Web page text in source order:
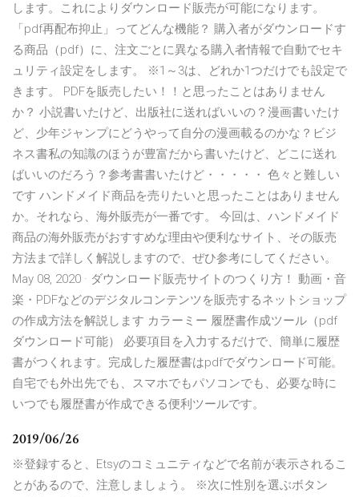
します。これによりダウンロード販売が可能になります。
「pdf再配布抑止」ってどんな機能？ 購入者がダウンロードす
る商品（pdf）に、注文ごとに異なる購入者情報で自動でセキ
ュリティ設定をします。 ※1～3は、どれか1つだけでも設定で
きます。 PDFを販売したい！！と思ったことはありません
か？ 小説書いたけど、出版社に送ればいいの？漫画書いたけ
ど、少年ジャンプにどうやって自分の漫画載るのかな？ビジ
ネス書私の知識のほうが豊富だから書いたけど、どこに送れ
ばいいのだろう？参考書書いたけど・・・・・ 色々と難しい
です ハンドメイド商品を売りたいと思ったことはありません
か。それなら、海外販売が一番です。 今回は、ハンドメイド
商品の海外販売がおすすめな理由や便利なサイト、その販売
方法まで詳しく解説しますので、ぜひ参考にしてください。
May 08, 2020 · ダウンロード販売サイトのつくり方！ 動画・音
楽・PDFなどのデジタルコンテンツを販売するネットショップ
の作成方法を解説します カラーミー 履歴書作成ツール（pdf
ダウンロード可能） 必要項目を入力するだけで、簡単に履歴
書がつくれます。完成した履歴書はpdfでダウンロード可能。
自宅でも外出先でも、スマホでもパソコンでも、必要な時に
いつでも履歴書が作成できる便利ツールです。
2019/06/26
※登録すると、Etsyのコミュニティなどで名前が表示されるこ
とがあるので、注意しましょう。 ※次に性別を選ぶボタン